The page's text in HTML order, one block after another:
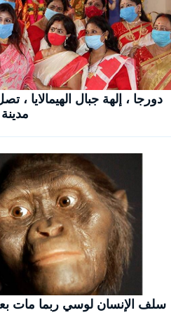
دورجا ، إلهة جبال الهيمالايا ،